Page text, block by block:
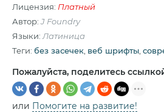
Лицензия: Платный
Автор:J Foundry
Языки: Латиница
Теги: без засечек веб шрифты
Пожалуйста, поделитесь
или Помогите на развитие!